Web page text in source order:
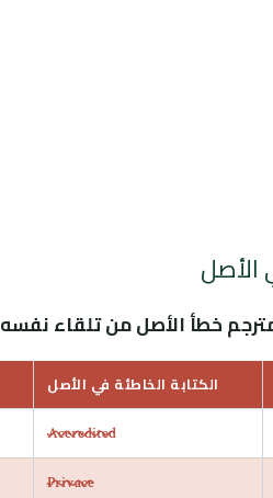
الأصل
خطأ الأصل من تلقاء نفسه
الكتابة الخاطئة في الأصل
Aceredited
Privace